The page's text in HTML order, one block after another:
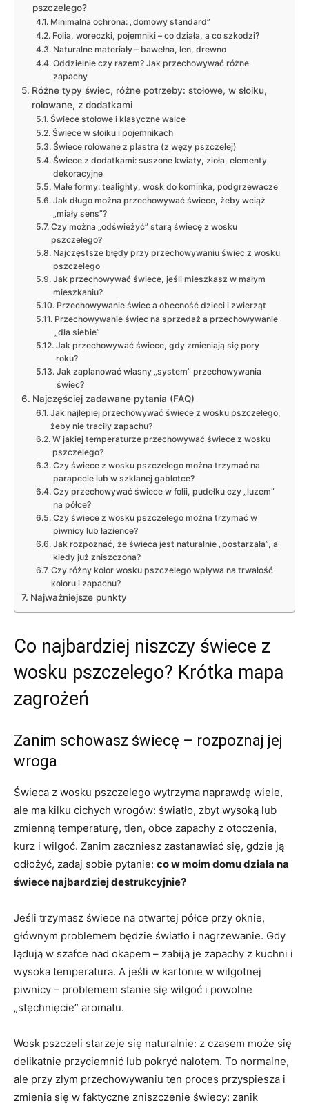
pszczelego?
Minimalna ochrona: „domowy standard”
Folia, woreczki, pojemniki – co działa, a co szkodzi?
Naturalne materiały – bawełna, len, drewno
Oddzielnie czy razem? Jak przechowywać różne
zapachy
Różne typy świec, różne potrzeby: stołowe, w słoiku,
rolowane, z dodatkami
Świece stołowe i klasyczne walce
Świece w słoiku i pojemnikach
Świece rolowane z plastra (z węzy pszczelej)
Świece z dodatkami: suszone kwiaty, zioła, elementy
dekoracyjne
Małe formy: tealighty, wosk do kominka, podgrzewacze
Jak długo można przechowywać świece, żeby wciąż
„miały sens”?
Czy można „odświeżyć” starą świecę z wosku
pszczelego?
Najczęstsze błędy przy przechowywaniu świec z wosku
pszczelego
Jak przechowywać świece, jeśli mieszkasz w małym
mieszkaniu?
Przechowywanie świec a obecność dzieci i zwierząt
Przechowywanie świec na sprzedaż a przechowywanie
„dla siebie”
Jak przechowywać świece, gdy zmieniają się pory
roku?
Jak zaplanować własny „system” przechowywania
świec?
Najczęściej zadawane pytania (FAQ)
Jak najlepiej przechowywać świece z wosku pszczelego,
żeby nie traciły zapachu?
W jakiej temperaturze przechowywać świece z wosku
pszczelego?
Czy świece z wosku pszczelego można trzymać na
parapecie lub w szklanej gablotce?
Czy przechowywać świece w folii, pudełku czy „luzem”
na półce?
Czy świece z wosku pszczelego można trzymać w
piwnicy lub łazience?
Jak rozpoznać, że świeca jest naturalnie „postarzała”, a
kiedy już zniszczona?
Czy różny kolor wosku pszczelego wpływa na trwałość
koloru i zapachu?
Najważniejsze punkty
Co najbardziej niszczy świece z
wosku pszczelego? Krótka mapa
zagrożeń
Zanim schowasz świecę – rozpoznaj jej
wroga
Świeca z wosku pszczelego wytrzyma naprawdę wiele,
ale ma kilku cichych wrogów: światło, zbyt wysoką lub
zmienną temperaturę, tlen, obce zapachy z otoczenia,
kurz i wilgoć. Zanim zaczniesz zastanawiać się, gdzie ją
odłożyć, zadaj sobie pytanie: co w moim domu działa na
świece najbardziej destrukcyjnie?
Jeśli trzymasz świece na otwartej półce przy oknie,
głównym problemem będzie światło i nagrzewanie. Gdy
lądują w szafce nad okapem – zabiją je zapachy z kuchni i
wysoka temperatura. A jeśli w kartonie w wilgotnej
piwnicy – problemem stanie się wilgoć i powolne
„stęchnięcie” aromatu.
Wosk pszczeli starzeje się naturalnie: z czasem może się
delikatnie przyciemnić lub pokryć nalotem. To normalne,
ale przy złym przechowywaniu ten proces przyspiesza i
zmienia się w faktyczne zniszczenie świecy: zanik